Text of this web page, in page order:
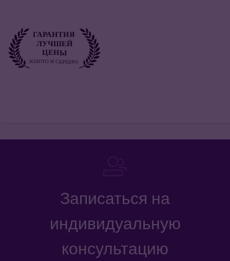
Записаться на
индивидуальную
консультацию